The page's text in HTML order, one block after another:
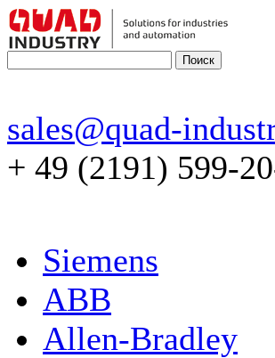
sales@quad-
+ 49 (2191) 599-
Siemens
ABB
Allen-Bradley